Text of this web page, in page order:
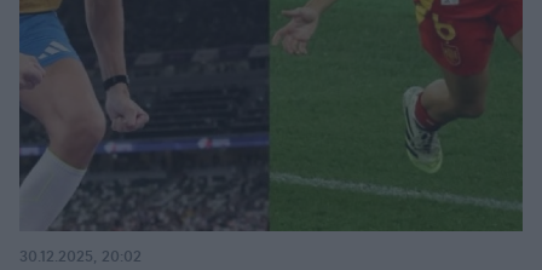
30.12.2025, 20:02